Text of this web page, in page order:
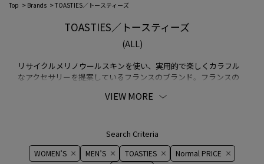
Top Brands TOASTIES／トースティーズ
TOASTIES／トースティーズ
(ALL)
リサイクルメリノウールスキンを使い、実用的で楽しくカラフル
なアクセサリーを提案しているフランスのブランド。フランスの
き、再加工されることで最上級の心地よさを持つアクセサリーに生
トゥールーズの工場で生産されている。
VIEW MORE
Search Criteria
WOMEN’S MEN’S TOASTIES
Normal PRICE